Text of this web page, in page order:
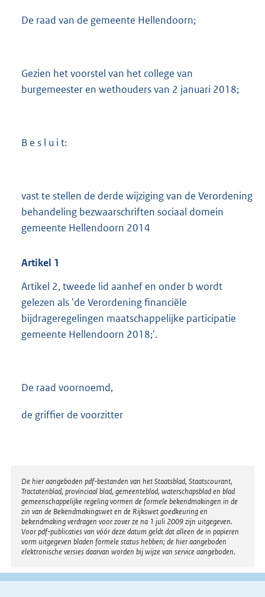
K
De raad van de gemeente Hellendoorn;
Gezien het voorstel van het college van
burgemeester en wethouders van 2 januari 2018;
B e s l u i t:
vast te stellen de derde wijziging van de Verordening
behandeling bezwaarschriften sociaal domein
gemeente Hellendoorn 2014
Artikel 1
Artikel 2, tweede lid aanhef en onder b wordt
gelezen als 'de Verordening financiële
bijdrageregelingen maatschappelijke participatie
gemeente Hellendoorn 2018;'.
De raad voornoemd,
de griffier de voorzitter
Disclaimer
De hier aangeboden pdf-bestanden van het Staatsblad, Staatscourant,
Tractatenblad, provinciaal blad, gemeenteblad, waterschapsblad en blad
gemeenschappelijke regeling vormen de formele bekendmakingen in de
zin van de Bekendmakingswet en de Rijkswet goedkeuring en
bekendmaking verdragen voor zover ze na 1 juli 2009 zijn uitgegeven.
Voor pdf-publicaties van vóór deze datum geldt dat alleen de in papieren
vorm uitgegeven bladen formele status hebben; de hier aangeboden
elektronische versies daarvan worden bij wijze van service aangeboden.